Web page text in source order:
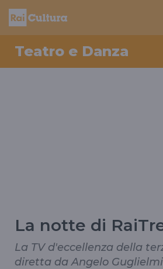
Teatro e Danza
La notte di
La TV d'eccellenza della
diretta da Angelo Guglielmi